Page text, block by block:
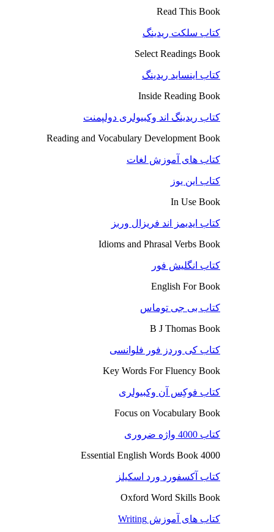
Read This Book
کتاب سلکت ریدینگ
Select Readings Book
کتاب اینساید ریدینگ
Inside Reading Book
کتاب ریدینگ اند وکبیولری دولپمنت
Reading and Vocabulary Development Book
کتاب های آموزش لغات
کتاب این یوز
In Use Book
کتاب ایدیمز اند فریزال وربز
Idioms and Phrasal Verbs Book
کتاب انگلیش فور
English For Book
کتاب بی جی توماس
B J Thomas Book
کتاب کی وردز فور فلوانسی
Key Words For Fluency Book
کتاب فوکِس آن وکبیولری
Focus on Vocabulary Book
کتاب 4000 واژه ضروری
4000 Essential English Words Book
کتاب آکسفورد ورد اسکیلز
Oxford Word Skills Book
کتاب های آموزش Writing